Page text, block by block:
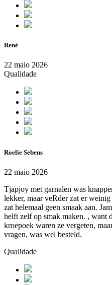
René
22 maio 2026
Qualidade
Roelie Sebens
22 maio 2026
Tjapjoy met garnalen was
lekker, maar veRder zat er
zat helemaal geen smaak aan.
helft zelf op smak maken. , want
kroepoek waren ze vergeten,
vragen, was wel besteld.
Qualidade